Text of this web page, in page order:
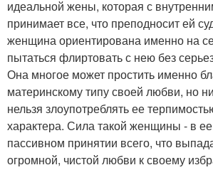
идеальной жены, которая с
принимает все, что преподносит ей
женщина ориентирована именно на
пытаться флиртовать с нею без
Она многое может простить именно
материнскому типу своей любви, но
нельзя злоупотреблять ее
характера. Сила такой женщины - в
пассивном принятии всего, что
огромной, чистой любви к своему